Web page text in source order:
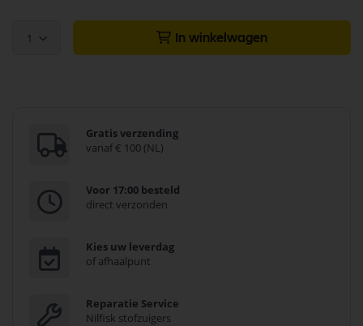
1 In winkelwagen
Gratis verzending
vanaf € 100 (NL)
Voor 17:00 besteld
direct verzonden
Kies uw leverdag
of afhaalpunt
Reparatie Service
Nilfisk stofzuigers